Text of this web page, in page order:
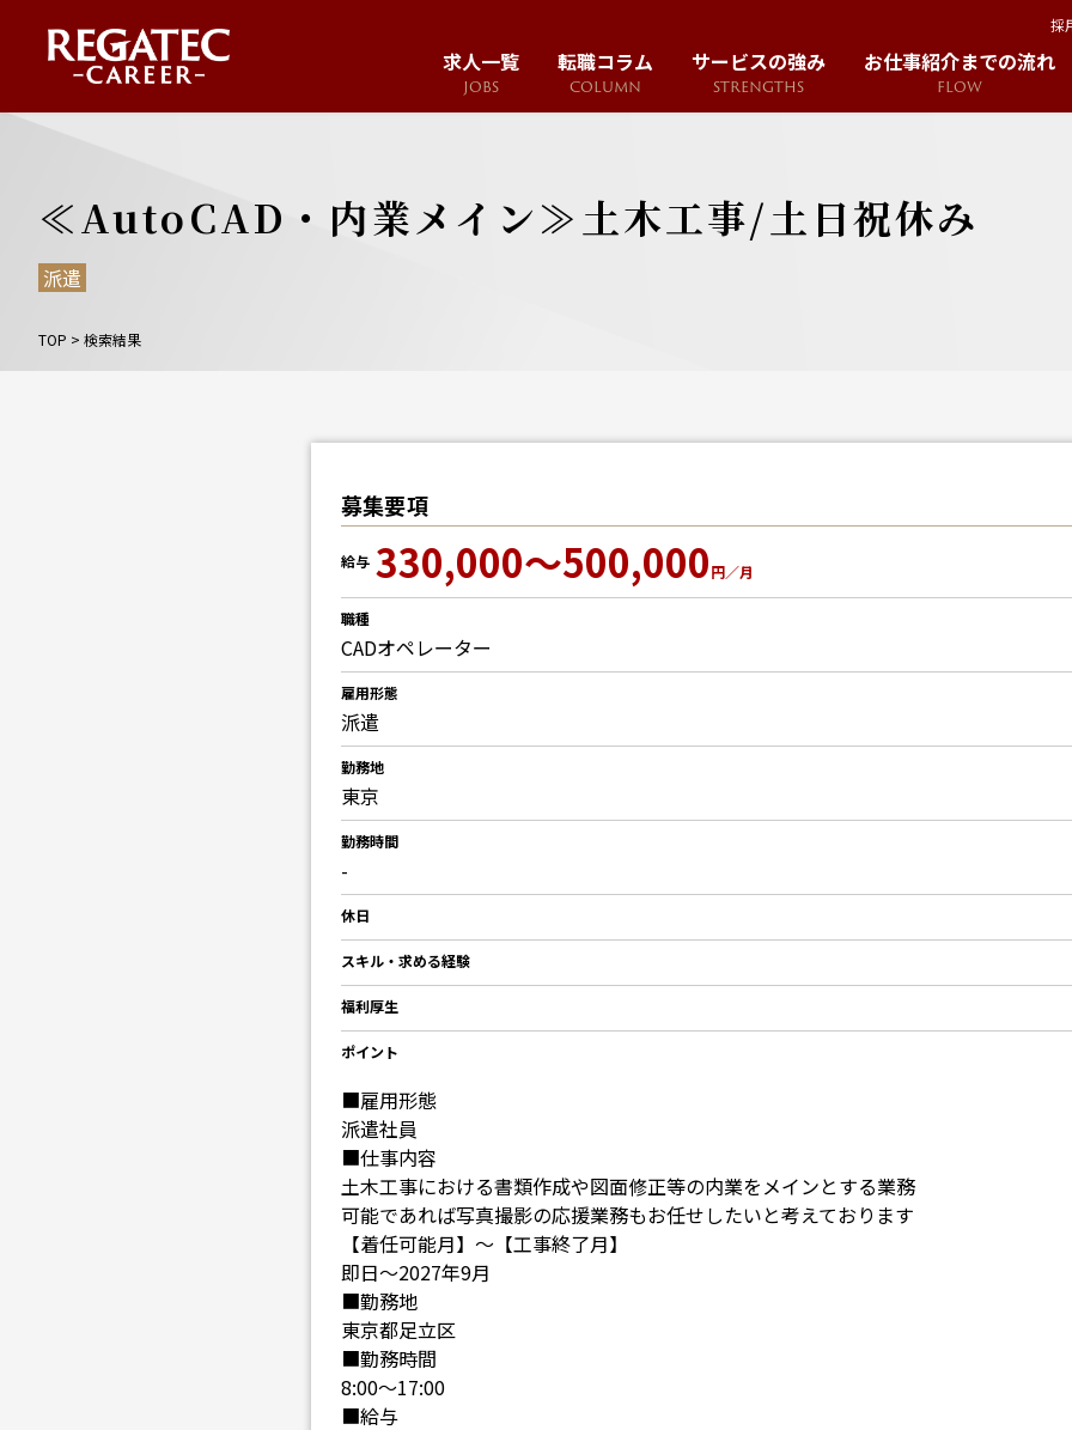
採
求人一覧
JOBS
転職コラム
COLUMN
サービスの強み
STRENGTHS
お仕事紹介までの流れ
FLOW
≪AutoCAD・内業メイン≫土木工事/土日祝休み
派遣
TOP > 検索結果
募集要項
給与 330,000～500,000円／月
職種
CADオペレーター
雇用形態
派遣
勤務地
東京
勤務時間
-
休日
スキル・求める経験
福利厚生
ポイント
■雇用形態
派遣社員
■仕事内容
土木工事における書類作成や図面修正等の内業をメインとする業務
可能であれば写真撮影の応援業務もお任せしたいと考えております
【着任可能月】～【工事終了月】
即日～2027年9月
■勤務地
東京都足立区
■勤務時間
8:00～17:00
■給与